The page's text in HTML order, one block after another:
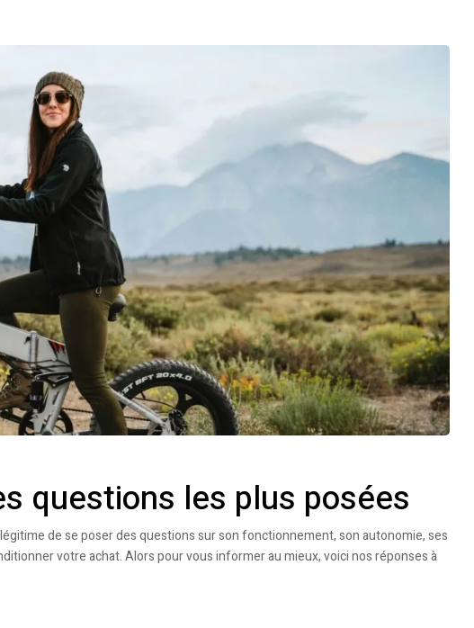
questions les plus posées
de se poser des questions sur son fonctionnement, son autonomie, ses
votre achat. Alors pour vous informer au mieux, voici nos réponses à